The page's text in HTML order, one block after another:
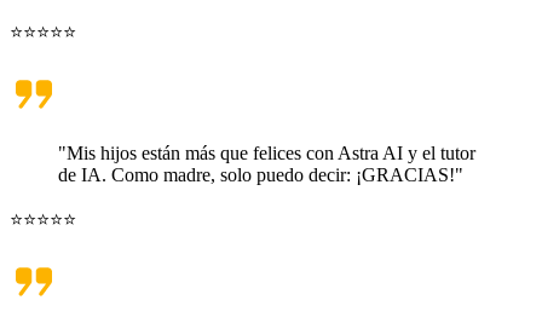
⭐⭐⭐⭐⭐
"Mis hijos están más que felices con Astra AI y el tutor
de IA. Como madre, solo puedo decir: ¡GRACIAS!"
⭐⭐⭐⭐⭐